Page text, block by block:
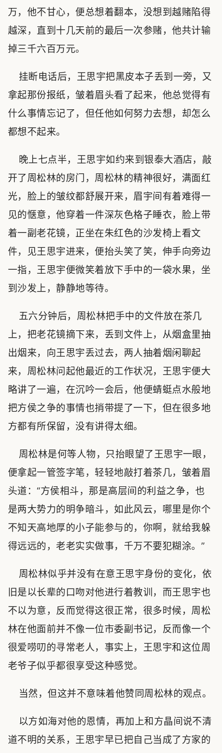
万，他不甘心，便总想着翻本，没想到越赌陷得
越深，直到十几天前的最后一次参赌，他共计输
掉三千六百万元。
挂断电话后，王思宇把黑皮本子丢到一旁，又
拿起那份报纸，皱着眉头看了起来，他总觉得有
什么事情忘记了，但任他如何努力去想，却怎么
都想不起来。
晚上七点半，王思宇如约来到银泰大酒店，敲
开了周松林的房门，周松林的精神很好，满面红
光，脸上的皱纹都舒展开来，眉宇间有着难得一
见的惬意，他穿着一件深灰色格子睡衣，脸上带
着一副老花镜，正坐在朱红色的沙发椅上看文
件，见王思宇进来，便抬头笑了笑，伸手向旁边
一指，王思宇便微笑着放下手中的一袋水果，坐
到沙发上，静静地等待。
五六分钟后，周松林把手中的文件放在茶几
上，把老花镜摘下来，丢到文件上，从烟盒里抽
出烟来，向王思宇丢过去，两人抽着烟闲聊起
来，周松林问起他最近的工作状况，王思宇便大
略讲了一遍，在沉吟一会后，他便蜻蜓点水般地
把方侯之争的事情也捎带提了一下，但在很多地
方都有所保留，没有讲得太细。
周松林是何等人物，只抬眼望了王思宇一眼，
便拿起一管签字笔，轻轻地敲打着茶几，皱着眉
头道：“方侯相斗，那是高层间的利益之争，也
是两大势力的明争暗斗，如此风云，哪里是你个
不知天高地厚的小子能参与的，你啊，就给我躲
得远远的，老老实实做事，千万不要犯糊涂。”
周松林似乎并没有在意王思宇身份的变化，依
旧是以长辈的口吻对他进行着教训，而王思宇也
不以为意，反而觉得这很正常，很多时候，周松
林在他面前并不像一位市委副书记，反而像一个
很爱唠叨的寻常老人，事实上，王思宇和这位周
老爷子似乎都很享受这种感觉。
当然，但这并不意味着他赞同周松林的观点。
以方如海对他的恩情，再加上和方晶间说不清
道不明的关系，王思宇早已把自己当成了方家的